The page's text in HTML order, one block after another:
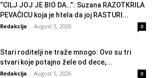
“CILJ JOJ JE BIO DA…”: Suzana RAZOTKRILA
PEVAČICU koja je htela da joj RASTURI...
Redakcija - August 5, 2026 0
Stari roditelji ne traže mnogo: Ovo su tri
stvari koje potajno žele od dece,...
Redakcija - August 5, 2026 0